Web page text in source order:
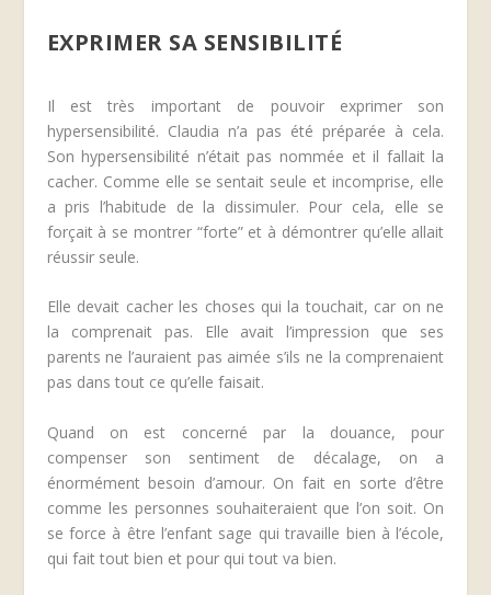
EXPRIMER SA SENSIBILITÉ
Il est très important de pouvoir exprimer son
hypersensibilité. Claudia n’a pas été préparée à cela.
Son hypersensibilité n’était pas nommée et il fallait la
cacher. Comme elle se sentait seule et incomprise, elle
a pris l’habitude de la dissimuler. Pour cela, elle se
forçait à se montrer “forte” et à démontrer qu’elle allait
réussir seule.
Elle devait cacher les choses qui la touchait, car on ne
la comprenait pas. Elle avait l’impression que ses
parents ne l’auraient pas aimée s’ils ne la comprenaient
pas dans tout ce qu’elle faisait.
Quand on est concerné par la douance, pour
compenser son sentiment de décalage, on a
énormément besoin d’amour. On fait en sorte d’être
comme les personnes souhaiteraient que l’on soit. On
se force à être l’enfant sage qui travaille bien à l’école,
qui fait tout bien et pour qui tout va bien.